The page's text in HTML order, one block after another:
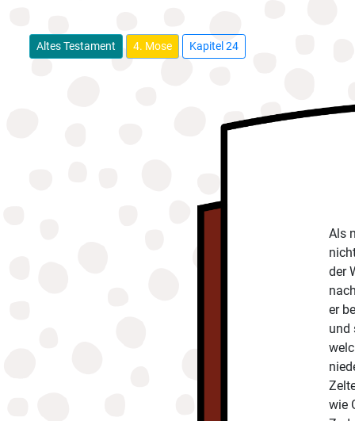
Altes Testament 4. Mose Kapitel 24
Als
der
er
und
wie